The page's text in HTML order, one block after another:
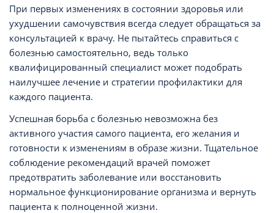
При первых изменениях в состоянии здоровья или
ухудшении самочувствия всегда следует обращаться за
консультацией к врачу. Не пытайтесь справиться с
болезнью самостоятельно, ведь только
квалифицированный специалист может подобрать
наилучшее лечение и стратегии профилактики для
каждого пациента.
Успешная борьба с болезнью невозможна без
активного участия самого пациента, его желания и
готовности к изменениям в образе жизни. Тщательное
соблюдение рекомендаций врачей поможет
предотвратить заболевание или восстановить
нормальное функционирование организма и вернуть
пациента к полноценной жизни.